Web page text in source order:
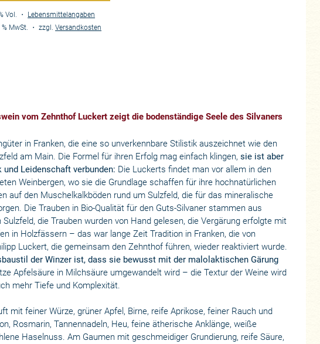
Vol. ・ Lebensmittelangaben
MwSt. ・zzgl.Versandkosten
vom Zehnthof Luckert zeigt die bodenständige Seele des Silvaners
in Franken, die eine so unverkennbare Stilistik auszeichnet wie den
am Main. Die Formel für ihren Erfolg mag einfach klingen,sie ist aber
Leidenschaft verbunden: Die Luckerts findet man vor allem in den
Weinbergen, wo sie die Grundlage schaffen für ihre hochnatürlichen
auf den Muschelkalkböden rund um Sulzfeld, die für das mineralische
Die Trauben in Bio-Qualität für den Guts-Silvaner stammen aus
die Trauben wurden von Hand gelesen, die Vergärung erfolgte mit
in Holzfässern – das war lange Zeit Tradition in Franken, die von
Luckert, die gemeinsam den Zehnthof führen, wieder reaktiviert wurde.
der Winzer ist, dass sie bewusst mit der malolaktischen Gärung
Apfelsäure in Milchsäure umgewandelt wird – die Textur der Weine wird
mehr Tiefe und Komplexität.
mit feiner Würze, grüner Apfel, Birne, reife Aprikose, feiner Rauch und
Rosmarin, Tannennadeln, Heu, feine ätherische Anklänge, weiße
Haselnuss. Am Gaumen mit geschmeidiger Grundierung, reife Säure,